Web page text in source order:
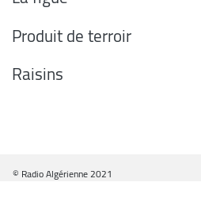
Produit de terroir
Raisins
© Radio Algérienne 2021